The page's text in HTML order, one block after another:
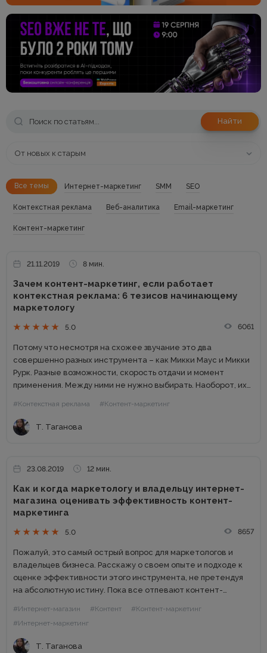
Найти
От новых к старым
Все темы Интернет-маркетинг SMM SEO
Контекстная реклама Веб-аналитика Email-маркетинг
Контент-маркетинг
21.11.2019 8 мин.
Зачем контент-маркетинг, если работает
контекстная реклама: 6 тезисов начинающему
маркетологу
5.0 6061
Потому что несмотря на схожее звучание это два
совершенно разных инструмента – как Микки Маус и Микки
Рурк. Разные возможности, скорость отдачи и момент
применения. Между ними не нужно выбирать. Наоборот, их
#Контекстная реклама #Контент-маркетинг
Т. Таганова
23.08.2019 12 мин.
Как и когда маркетологу и владельцу интернет-
магазина оценивать эффективность контент-
маркетинга
5.0 8657
Пожалуй, это самый острый вопрос для маркетологов и
владельцев бизнеса. Расскажу о своем опыте и подходе к
оценке эффективности этого инструмента, не претендуя
на абсолютную истину. Пока все отпевают контент-
умеет правильно его готовить...
#Интернет-магазин #Контент
#Контент-маркетинг
#Интернет-маркетинг
Т. Таганова